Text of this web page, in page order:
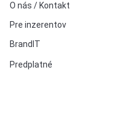
O nás / Kontakt
Pre inzerentov
BrandIT
Predplatné